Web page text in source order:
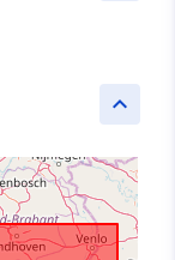
keyboard_arrow_up